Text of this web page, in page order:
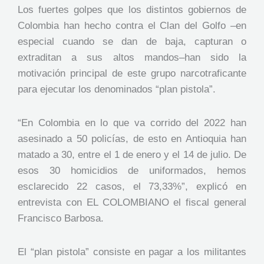
Los fuertes golpes que los distintos gobiernos de
Colombia han hecho contra el Clan del Golfo –en
especial cuando se dan de baja, capturan o
extraditan a sus altos mandos–han sido la
motivación principal de este grupo narcotraficante
para ejecutar los denominados “plan pistola”.
“En Colombia en lo que va corrido del 2022 han
asesinado a 50 policías, de esto en Antioquia han
matado a 30, entre el 1 de enero y el 14 de julio. De
esos 30 homicidios de uniformados, hemos
esclarecido 22 casos, el 73,33%”, explicó en
entrevista con EL COLOMBIANO el fiscal general
Francisco Barbosa.
El “plan pistola” consiste en pagar a los militantes